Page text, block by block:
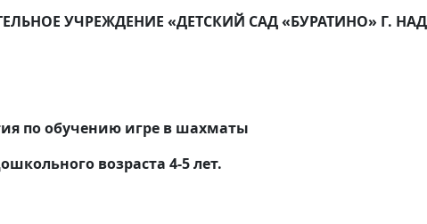
УЧРЕЖДЕНИЕ «ДЕТСКИЙ САД «БУРАТИНО» Г.
по обучению игре в шахматы
возраста 4-5 лет.